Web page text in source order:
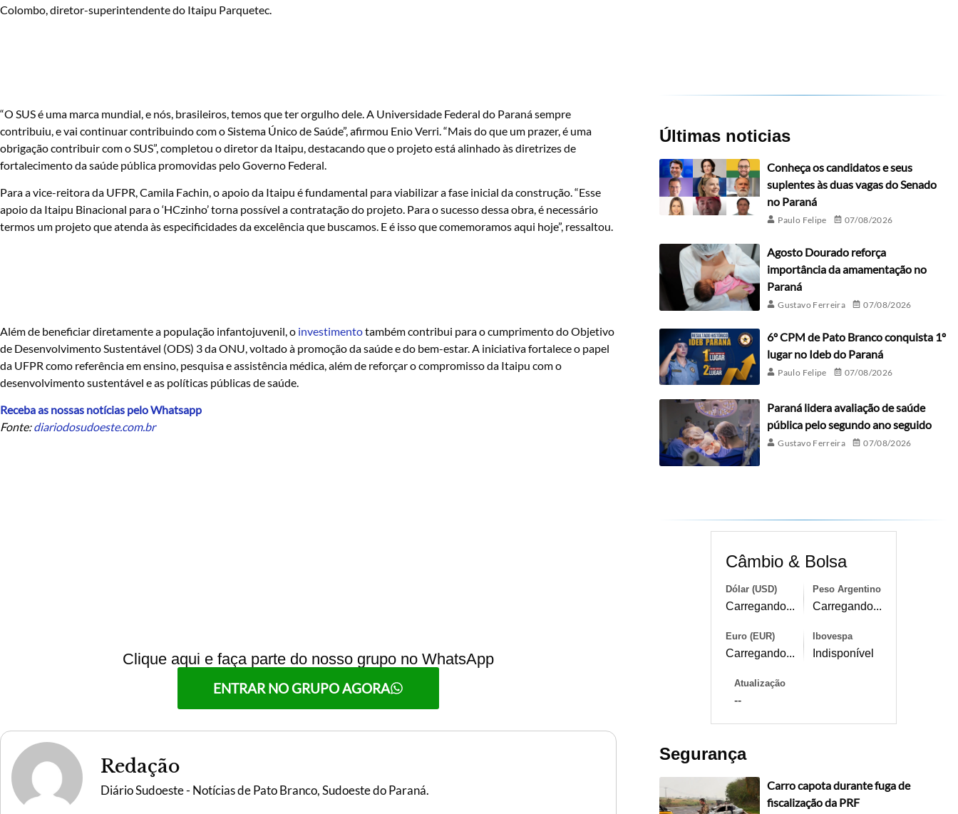
Colombo, diretor-superintendente do Itaipu Parquetec.
“O SUS é uma marca mundial, e nós, brasileiros, temos que ter orgulho dele. A Universidade Federal do Paraná sempre
contribuiu, e vai continuar contribuindo com o Sistema Único de Saúde”, afirmou Enio Verri. “Mais do que um prazer, é uma
obrigação contribuir com o SUS”, completou o diretor da Itaipu, destacando que o projeto está alinhado às diretrizes de
fortalecimento da saúde pública promovidas pelo Governo Federal.
Para a vice-reitora da UFPR, Camila Fachin, o apoio da Itaipu é fundamental para viabilizar a fase inicial da construção. “Esse
apoio da Itaipu Binacional para o ‘HCzinho’ torna possível a contratação do projeto. Para o sucesso dessa obra, é necessário
termos um projeto que atenda às especificidades da excelência que buscamos. E é isso que comemoramos aqui hoje”, ressaltou.
Além de beneficiar diretamente a população infantojuvenil, o investimentotambém contribui para o cumprimento do Objetivo
de Desenvolvimento Sustentável (ODS) 3 da ONU, voltado à promoção da saúde e do bem-estar. A iniciativa fortalece o papel
da UFPR como referência em ensino, pesquisa e assistência médica, além de reforçar o compromisso da Itaipu com o
desenvolvimento sustentável e as políticas públicas de saúde.
Receba as nossas notícias pelo Whatsapp
Fonte:diariodosudoeste.com.br
Clique aqui e faça parte do nosso grupo no WhatsApp
ENTRAR NO GRUPO AGORA
Redação
Diário Sudoeste - Notícias de Pato Branco, Sudoeste do Paraná.
Últimas noticias
Conheça os candidatos e seus
suplentes às duas vagas do Senado
no Paraná
Paulo Felipe 07/08/2026
Agosto Dourado reforça
importância da amamentação no
Paraná
Gustavo Ferreira 07/08/2026
6º CPM de Pato Branco conquista 1º
lugar no Ideb do Paraná
Paulo Felipe 07/08/2026
Paraná lidera avaliação de saúde
pública pelo segundo ano seguido
Gustavo Ferreira 07/08/2026
Câmbio & Bolsa
Dólar (USD)
Carregando...
Peso Argentino
Carregando...
Euro (EUR)
Carregando...
Ibovespa
Indisponível
Atualização
--
Segurança
Carro capota durante fuga de
fiscalização da PRF